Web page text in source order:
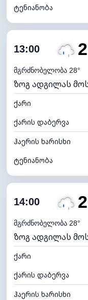
ტენიანობა
ღრუბლიანობა
ნამის წერტილი
ხილვადობა
განათების ინდექსი
ღრუბლის სიმაღლე
13:00
მგრძნობელობა 28°
ზოგ ადგილას
ქარი
ქარის დაბერვა
ჰაერის ხარისხი
ტენიანობა
ღრუბლიანობა
ნამის წერტილი
ხილვადობა
განათების ინდექსი
ღრუბლის სიმაღლე
14:00
მგრძნობელობა 28°
ზოგ ადგილას
ქარი
ქარის დაბერვა
ჰაერის ხარისხი